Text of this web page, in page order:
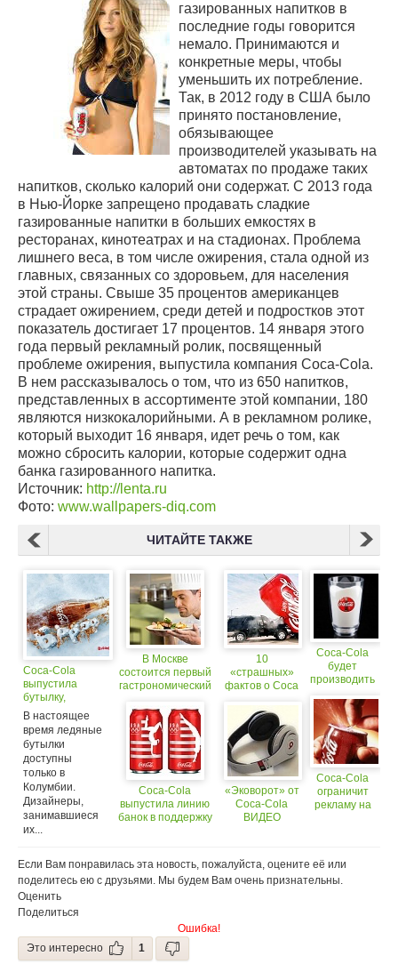
газированных напитков в
последние годы говорится
немало. Принимаются и
конкретные меры, чтобы
уменьшить их потребление.
Так, в 2012 году в США было
принято постановление,
обязывающее
производителей указывать на
автоматах по продаже таких
напитков, сколько калорий они содержат. С 2013 года
в Нью-Йорке запрещено продавать сладкие
газированные напитки в больших емкостях в
ресторанах, кинотеатрах и на стадионах. Проблема
лишнего веса, в том числе ожирения, стала одной из
главных, связанных со здоровьем, для населения
этой страны. Свыше 35 процентов американцев
страдает ожирением, среди детей и подростков этот
показатель достигает 17 процентов. 14 января этого
года первый рекламный ролик, посвященный
проблеме ожирения, выпустила компания Coca-Cola.
В нем рассказывалось о том, что из 650 напитков,
представленных в ассортименте этой компании, 180
являются низкокалорийными. А в рекламном ролике,
который выходит 16 января, идет речь о том, как
можно сбросить калории, которые содержит одна
банка газированного напитка.
Источник: http://lenta.ru
Фото: www.wallpapers-diq.com
ЧИТАЙТЕ ТАКЖЕ
Coca-Cola
выпустила
бутылку,
сделанную
полностью изо
льда
В настоящее
время ледяные
бутылки
доступны
только в
Колумбии.
Дизайнеры,
занимавшиеся
их...
В Москве
состоится первый
гастрономический
посвященный
цесарке
Сoca-Cola
выпустила линию
банок в поддержку
10
«страшных»
фактов о Coca
«Эковорот» от
Coca-Cola
ВИДЕО
Coca-Cola
будет
производить
Coca-Cola
ограничит
рекламу на
Если Вам понравилась эта новость, пожалуйста, оцените её или
поделитесь ею с друзьями. Мы будем Вам очень признательны.
Оценить
Поделиться
Ошибка!
Это интересно
1